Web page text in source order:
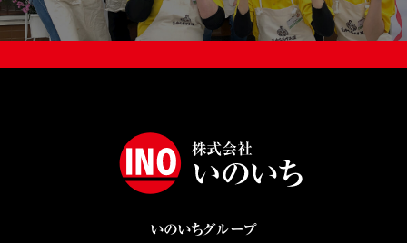
いのいちグループ